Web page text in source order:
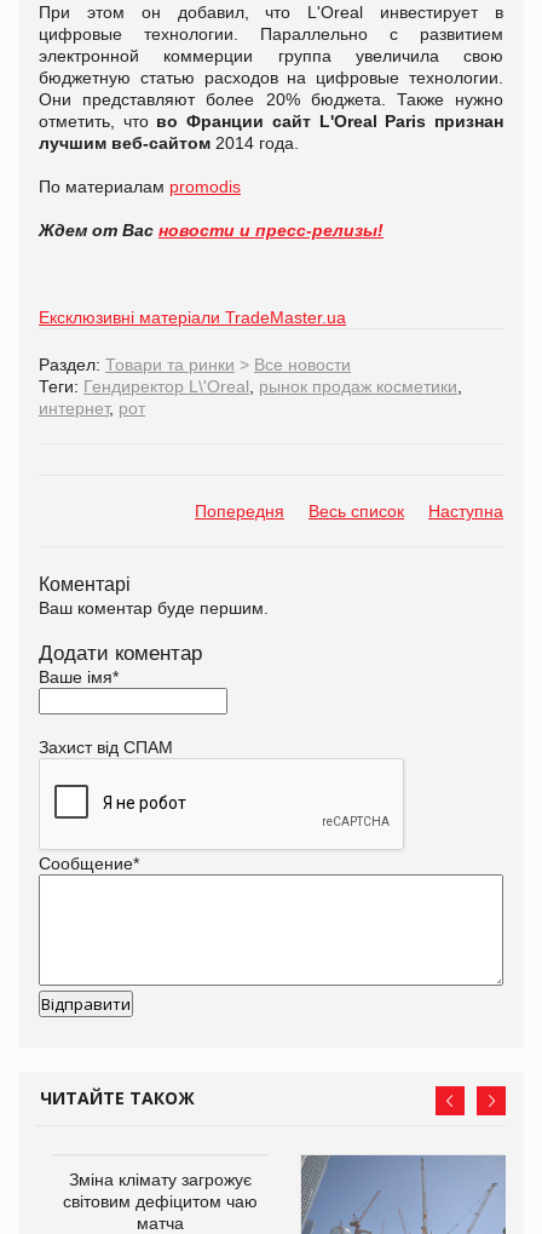
При этом он добавил, что L'Oreal инвестирует в
цифровые технологии. Параллельно с развитием
электронной коммерции группа увеличила свою
бюджетную статью расходов на цифровые технологии.
Они представляют более 20% бюджета. Также нужно
отметить, что во Франции сайт L'Oreal Paris признан
лучшим веб-сайтом 2014 года.
По материалам promodis
Ждем от Вас новости и пресс-релизы!
Ексклюзивні матеріали TradeMaster.ua
Раздел: Товари та ринки > Все новости
Теги: Гендиректор L\'Oreal рынок продаж косметики
интернет, рот
Попередня Весь список Наступна
Коментарі
Ваш коментар буде першим.
Додати коментар
Ваше імя*
Захист від СПАМ
Сообщение*
ЧИТАЙТЕ ТАКОЖ
Зміна клімату загрожує
світовим дефіцитом чаю
матча